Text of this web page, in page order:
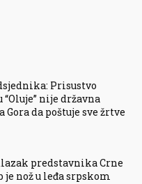
Prisustvo
nije državna
Gora da poštuje sve žrtve
predstavnika Crne
je nož u leđa srpskom